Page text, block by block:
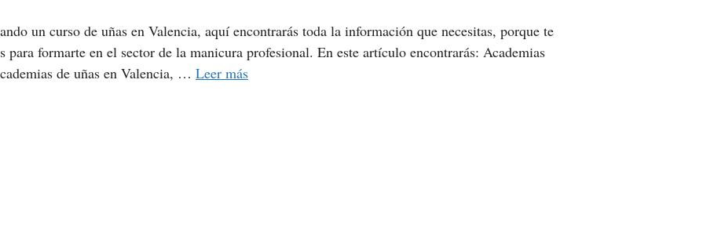
un curso de uñas en Valencia, aquí encontrarás toda la información que necesitas, porque te
para formarte en el sector de la manicura profesional. En este artículo encontrarás: Academias
de uñas en Valencia, … Leer más